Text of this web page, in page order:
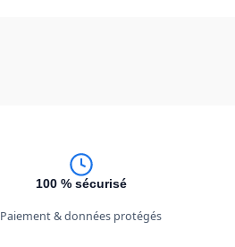
100 % sécurisé
Paiement & données protégés